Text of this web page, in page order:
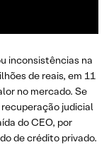
inconsistências na
de reais, em 11
no mercado. Se
judicial
do CEO, por
de crédito privado.